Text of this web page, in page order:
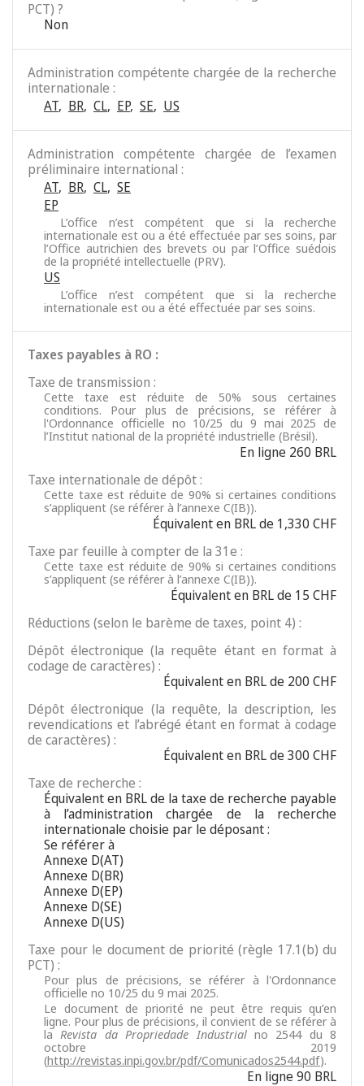
PCT) ?
Non
Administration compétente chargée de la recherche
internationale :
AT, BR, CL, EP, SE, US
Administration compétente chargée de l’examen
préliminaire international :
AT, BR, CL, SE
EP
L’office n’est compétent que si la recherche
internationale est ou a été effectuée par ses soins, par
l’Office autrichien des brevets ou par l’Office suédois
de la propriété intellectuelle (PRV).
US
L’office n’est compétent que si la recherche
internationale est ou a été effectuée par ses soins.
Taxes payables à RO :
Taxe de transmission :
Cette taxe est réduite de 50% sous certaines
conditions. Pour plus de précisions, se référer à
l'Ordonnance officielle no 10/25 du 9 mai 2025 de
l’Institut national de la propriété industrielle (Brésil).
En ligne 260 BRL
Taxe internationale de dépôt :
Cette taxe est réduite de 90% si certaines conditions
s’appliquent (se référer à l’annexe C(IB)).
Équivalent en BRL de 1,330 CHF
Taxe par feuille à compter de la 31e :
Cette taxe est réduite de 90% si certaines conditions
s’appliquent (se référer à l’annexe C(IB)).
Équivalent en BRL de 15 CHF
Réductions (selon le barème de taxes, point 4) :
Dépôt électronique (la requête étant en format à
codage de caractères) :
Équivalent en BRL de 200 CHF
Dépôt électronique (la requête, la description, les
revendications et l’abrégé étant en format à codage
de caractères) :
Équivalent en BRL de 300 CHF
Taxe de recherche :
Équivalent en BRL de la taxe de recherche payable
à l’administration chargée de la recherche
internationale choisie par le déposant :
Se référer à
Annexe D(AT)
Annexe D(BR)
Annexe D(EP)
Annexe D(SE)
Annexe D(US)
Taxe pour le document de priorité (règle 17.1(b) du
PCT) :
Pour plus de précisions, se référer à l'Ordonnance
officielle no 10/25 du 9 mai 2025.
Le document de priorité ne peut être requis qu’en
ligne. Pour plus de précisions, il convient de se référer à
laRevista da Propriedade Industrialno 2544 du 8
octobre 2019
(http://revistas.inpi.gov.br/pdf/Comunicados2544.pdf).
En ligne 90 BRL